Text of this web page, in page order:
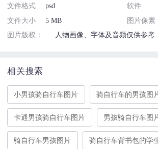
文件格式 psd 软件
文件大小
5 MB 图片像素
图片版权：
人物画像、字体及音频仅供参考
相关搜索
小男孩骑自行车图片 骑自行车的男孩图
卡通男孩骑自行车图片 男孩骑自行车图
骑自行车男孩图片 骑自行车背书包的学